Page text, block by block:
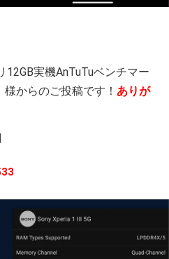
実機AnTuTuベンチマー
からのご投稿です！ ありが